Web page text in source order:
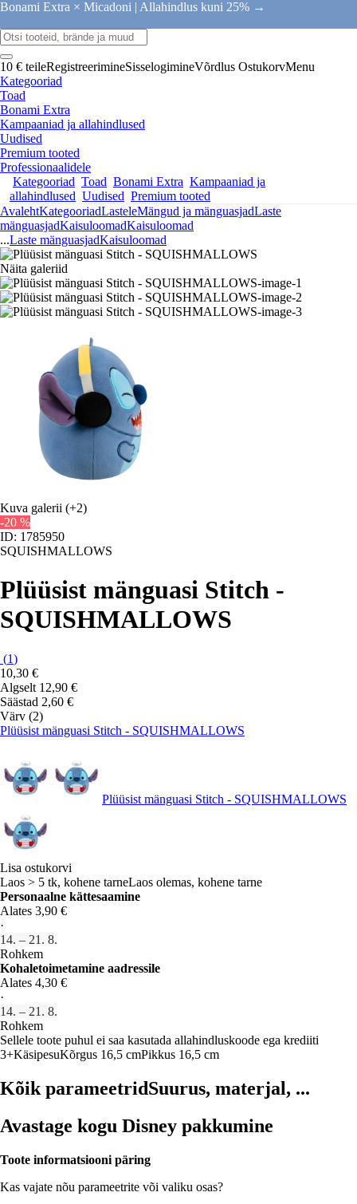
Bonami Extra × Micadoni | Allahindlus kuni 25% →
10 € teileRegistreerimineSisselogimineVõrdlus OstukorvMenu
Kategooriad
Toad
Bonami Extra
Kampaaniad ja allahindlused
Uudised
Premium tooted
Professionaalidele
Kategooriad Toad Bonami Extra Kampaaniad ja
allahindlused Uudised Premium tooted
AvalehtKategooriadLasteleMängud ja mänguasjadLaste
mänguasjadKaisuloomadKaisuloomad
...Laste mänguasjadKaisuloomad
Näita galeriid
Kuva galerii (+2)
-20 %
ID: 1785950
SQUISHMALLOWS
Plüüsist mänguasi Stitch -
SQUISHMALLOWS
(1)
10,30 €
Algselt 12,90 €
Säästad 2,60 €
Värv (2)
Plüüsist mänguasi Stitch - SQUISHMALLOWS
Plüüsist mänguasi Stitch - SQUISHMALLOWS
Lisa ostukorvi
Laos > 5 tk, kohene tarneLaos olemas, kohene tarne
Personaalne kättesaamine
Alates 3,90 €
·
14. – 21. 8.
Rohkem
Kohaletoimetamine aadressile
Alates 4,30 €
·
14. – 21. 8.
Rohkem
Sellele toote puhul ei saa kasutada allahindluskoode ega krediiti
3+KäsipesuKõrgus 16,5 cmPikkus 16,5 cm
Kõik parameetridSuurus, materjal, ...
Avastage kogu Disney pakkumine
Toote informatsiooni päring
Kas vajate nõu parameetrite või valiku osas?